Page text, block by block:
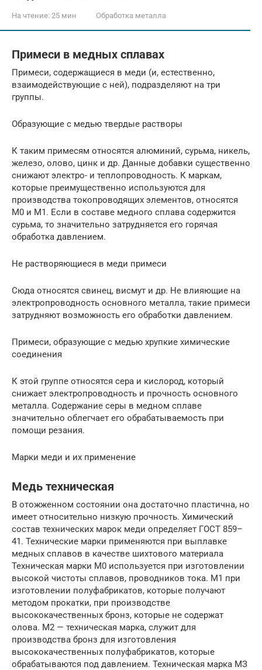
На чтение: 25 мин Обработка металла
Примеси в медных сплавах
Примеси, содержащиеся в меди (и, естественно,
взаимодействующие с ней), подразделяют на три
группы.
Образующие с медью твердые растворы
К таким примесям относятся алюминий, сурьма, никель,
железо, олово, цинк и др. Данные добавки существенно
снижают электро- и теплопроводность. К маркам,
которые преимущественно используются для
производства токопроводящих элементов, относятся
М0 и М1. Если в составе медного сплава содержится
сурьма, то значительно затрудняется его горячая
обработка давлением.
Не растворяющиеся в меди примеси
Сюда относятся свинец, висмут и др. Не влияющие на
электропроводность основного металла, такие примеси
затрудняют возможность его обработки давлением.
Примеси, образующие с медью хрупкие химические
соединения
К этой группе относятся сера и кислород, который
снижает электропроводность и прочность основного
металла. Содержание серы в медном сплаве
значительно облегчает его обрабатываемость при
помощи резания.
Марки меди и их применение
Медь техническая
В отожженном состоянии она достаточно пластична, но
имеет относительно низкую прочность. Химический
состав технических марок меди определяет ГОСТ 859–
41. Технические марки применяются при выплавке
медных сплавов в качестве шихтового материала
Техническая марки М0 используется при изготовлении
высокой чистоты сплавов, проводников тока. M1 при
изготовлении полуфабрикатов, которые получают
методом прокатки, при производстве
высококачественных бронз, которые не содержат
олова. М2 — техническая марка, служит для
производства бронз для изготовления
высококачественных полуфабрикатов, которые
обрабатываются под давлением. Техническая марка МЗ